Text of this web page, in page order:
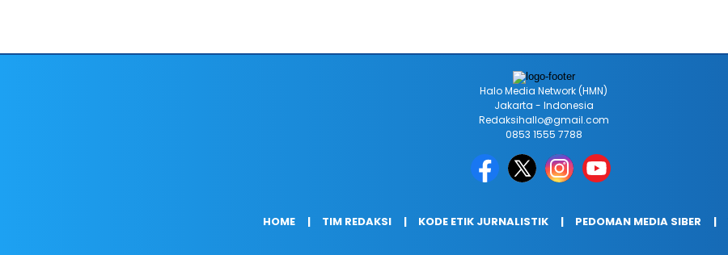
Halo Media Network (HMN)
Jakarta - Indonesia
Redaksihallo@gmail.com
0853 1555 7788
HOME TIM REDAKSI KODE ETIK JURNALISTIK PEDOMAN MEDIA SIBER